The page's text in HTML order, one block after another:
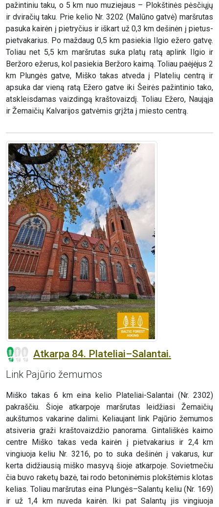
pažintiniu taku, o 5 km nuo muziejaus – Plokštinės pėsčiųjų
ir dviračių taku. Prie kelio Nr. 3202 (Malūno gatvė) maršrutas
pasuka kairėn į pietryčius ir iškart už 0,3 km dešinėn į pietus-
pietvakarius. Po maždaug 0,5 km pasiekia Ilgio ežero gatvę.
Toliau net 5,5 km maršrutas suka platų ratą aplink Ilgio ir
Beržoro ežerus, kol pasiekia Beržoro kaimą. Toliau paėjėjus 2
km Plungės gatve, Miško takas atveda į Platelių centrą ir
apsuka dar vieną ratą Ežero gatve iki Šeirės pažintinio tako,
atskleisdamas vaizdingą kraštovaizdį. Toliau Ežero, Naująja
ir Žemaičių Kalvarijos gatvėmis grįžta į miesto centrą.
Atkarpa 84. Plateliai–Salantai.
Link Pajūrio žemumos
Miško takas 6 km eina kelio Plateliai-Salantai (Nr. 2302)
pakraščiu. Šioje atkarpoje maršrutas leidžiasi Žemaičių
aukštumos vakarine dalimi. Keliaujant link Pajūrio žemumos
atsiveria graži kraštovaizdžio panorama. Gintališkės kaimo
centre Miško takas veda kairėn į pietvakarius ir 2,4 km
vingiuoja keliu Nr. 3216, po to suka dešinėn į vakarus, kur
kerta didžiausią miško masyvą šioje atkarpoje. Sovietmečiu
čia buvo raketų bazė, tai rodo betoninėmis plokštėmis klotas
kelias. Toliau maršrutas eina Plungės–Salantų keliu (Nr. 169)
ir už 1,4 km nuveda kairėn. Iki pat Salantų jis vingiuoja